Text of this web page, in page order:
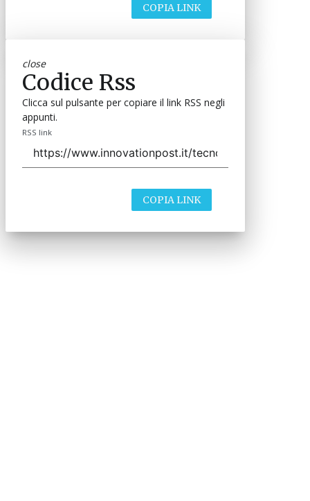
COPIA LINK
close
Codice Rss
Clicca sul pulsante per copiare il link RSS negli
appunti.
RSS link
COPIA LINK